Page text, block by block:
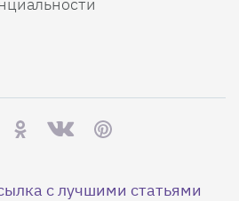
с лучшими статьями